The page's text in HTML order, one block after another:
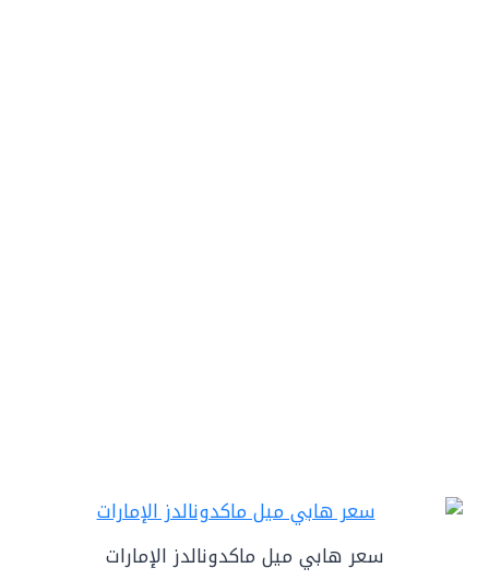
سعر هابي ميل ماكدونالدز الإمارات